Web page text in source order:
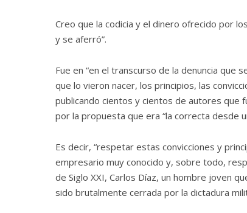
Creo que la codicia y el dinero ofrecido por
y se aferró”.
Fue en “en el transcurso de la denuncia que
que lo vieron nacer, los principios, las
publicando cientos y cientos de autores que
por la propuesta que era “la correcta desde
Es decir, “respetar estas convicciones y
empresario muy conocido y, sobre todo,
de Siglo XXI, Carlos Díaz, un hombre joven
sido brutalmente cerrada por la dictadura